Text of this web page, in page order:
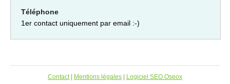
Téléphone
1er contact uniquement par email :-)
Contact| Mentions légales
Logiciel SEO Oseox